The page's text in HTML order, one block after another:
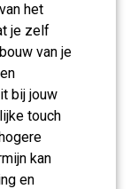
het
je zelf
van je
bij jouw
touch
kan
en